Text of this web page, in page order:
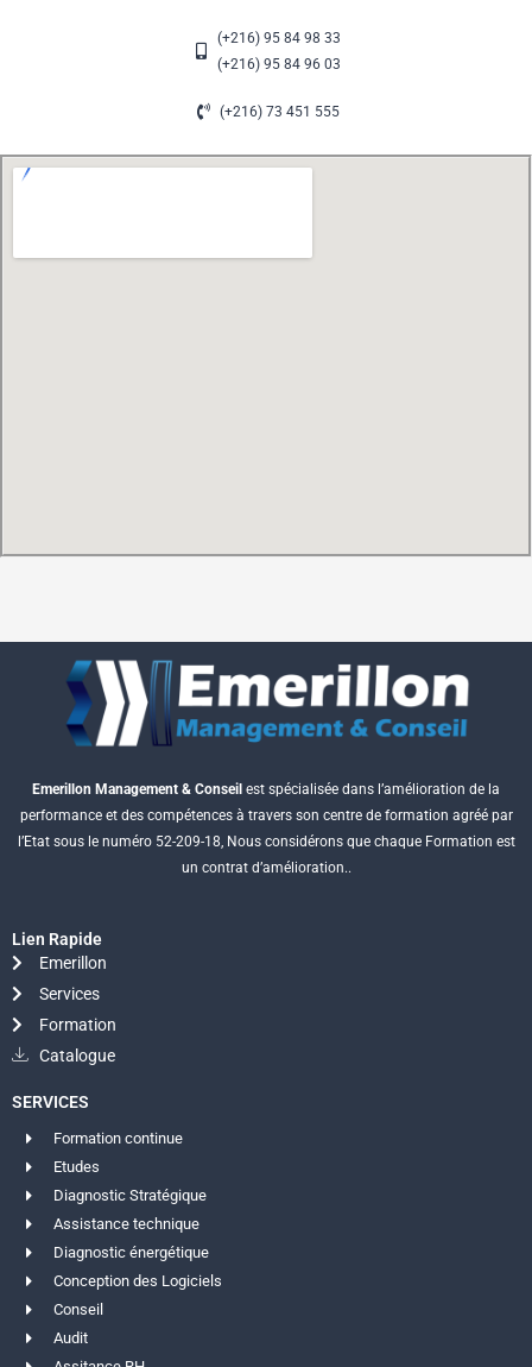
(+216) 95 84 98 33
(+216) 95 84 96 03
(+216) 73 451 555
Emerillon Management & Conseil est spécialisée dans l’amélioration de la
performance et des compétences à travers son centre de formation agréé par
l’Etat sous le numéro 52-209-18, Nous considérons que chaque Formation est
un contrat d’amélioration..
Lien Rapide
Emerillon
Services
Formation
Catalogue
SERVICES
Formation continue
Etudes
Diagnostic Stratégique
Assistance technique
Diagnostic énergétique
Conception des Logiciels
Conseil
Audit